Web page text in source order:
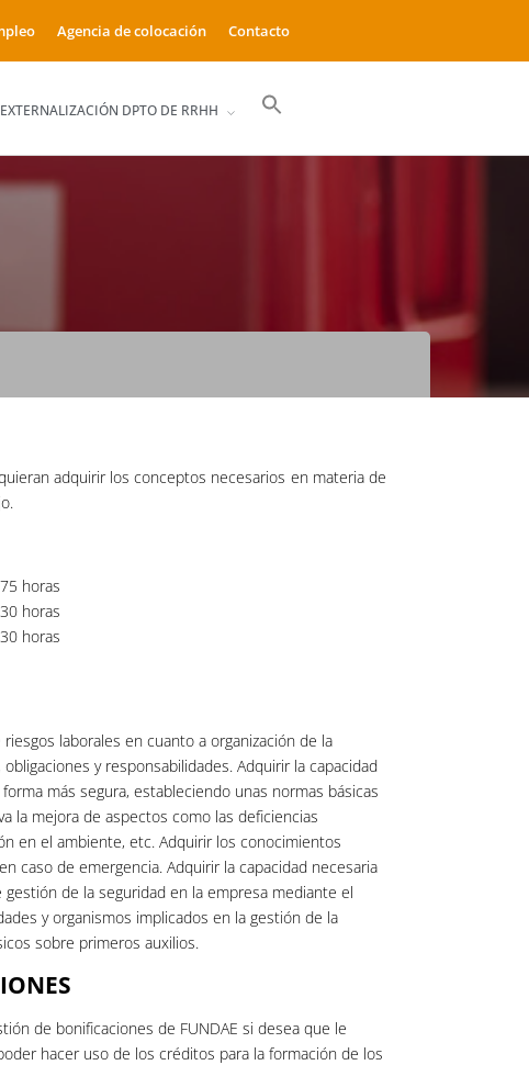
Agencia de colocación Contacto
EXTERNALIZACIÓN DPTO DE RRHH
adquirir los conceptos necesarios en materia de
75 horas
30horas
30horas
laborales en cuanto a organización de la
y responsabilidades. Adquirir la capacidad
más segura, estableciendo unas normas básicas
la mejora de aspectos como las deficiencias
en el ambiente, etc. Adquirir los conocimientos
caso de emergencia. Adquirir la capacidad necesaria
de la seguridad en la empresa mediante el
y organismos implicados en la gestión de la
sobre primeros auxilios.
de bonificaciones de FUNDAE si desea que le
hacer uso de los créditos para la formación de los